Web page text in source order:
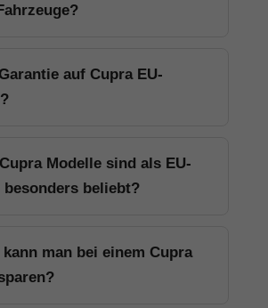
auf Cupra EU-
Modelle sind als EU-
besonders beliebt?
man bei einem Cupra